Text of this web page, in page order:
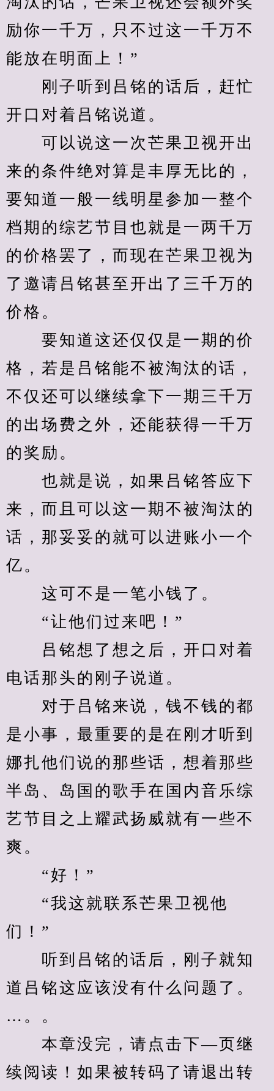
励你一千万，只不过这一千万不
能放在明面上！”
刚子听到吕铭的话后，赶忙
开口对着吕铭说道。
可以说这一次芒果卫视开出
来的条件绝对算是丰厚无比的，
要知道一般一线明星参加一整个
档期的综艺节目也就是一两千万
的价格罢了，而现在芒果卫视为
了邀请吕铭甚至开出了三千万的
价格。
要知道这还仅仅是一期的价
格，若是吕铭能不被淘汰的话，
不仅还可以继续拿下一期三千万
的出场费之外，还能获得一千万
的奖励。
也就是说，如果吕铭答应下
来，而且可以这一期不被淘汰的
话，那妥妥的就可以进账小一个
亿。
这可不是一笔小钱了。
“让他们过来吧！”
吕铭想了想之后，开口对着
电话那头的刚子说道。
对于吕铭来说，钱不钱的都
是小事，最重要的是在刚才听到
娜扎他们说的那些话，想着那些
半岛、岛国的歌手在国内音乐综
艺节目之上耀武扬威就有一些不
爽。
“好！”
“我这就联系芒果卫视他
们！”
听到吕铭的话后，刚子就知
道吕铭这应该没有什么问题了。
…。。
本章没完，请点击下—页继
续阅读！如果被转码了请退出转